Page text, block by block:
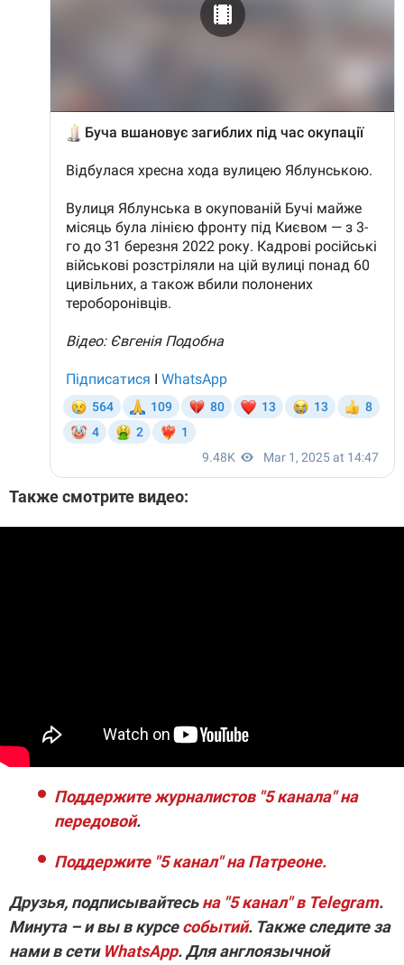
Также смотрите видео:
Поддержите журналистов "5 канала" на
передовой.
Поддержите "5 канал" на Патреоне.
Друзья, подписывайтесьна "5 канал" в Telegram.
Минута – и вы в курсесобытий. Также следите за
нами в сети WhatsApp. Для англоязычной